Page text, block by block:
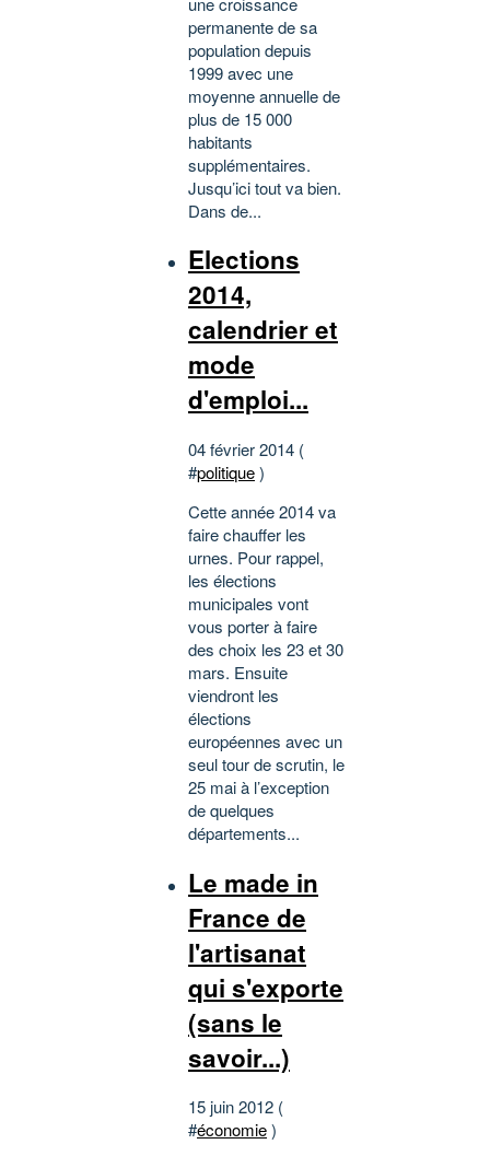
permanente de sa
population depuis
1999 avec une
moyenne annuelle de
plus de 15 000
habitants
supplémentaires.
Jusqu’ici tout va bien.
Dans de...
Elections
2014,
calendrier et
mode
d'emploi...
04 février 2014 (
#politique)
Cette année 2014 va
faire chauffer les
urnes. Pour rappel,
les élections
municipales vont
vous porter à faire
des choix les 23 et 30
mars. Ensuite
viendront les
élections
européennes avec un
seul tour de scrutin, le
25 mai à l’exception
de quelques
départements...
Le made in
France de
l'artisanat
qui s'exporte
(sans le
savoir...)
15 juin 2012 (
#économie)